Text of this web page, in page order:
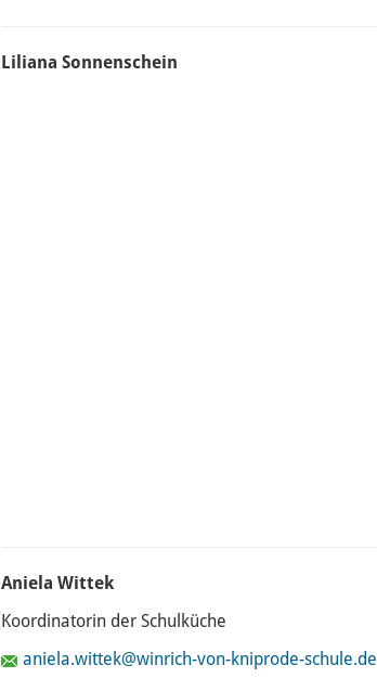
Liliana Sonnenschein
Aniela Wittek
Koordinatorin der Schulküche
aniela.wittek@winrich-von-kniprode-schule.de